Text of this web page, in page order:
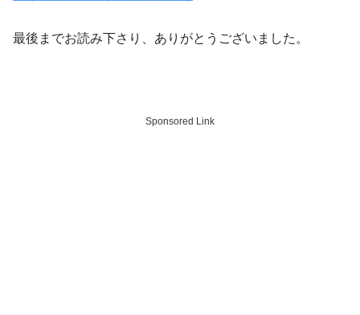
最後までお読み下さり、ありがとうございました。
Sponsored Link